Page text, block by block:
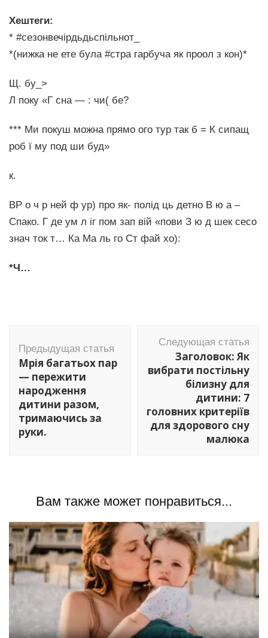
Хештеги:
* #сезонвечірдьдьспільнот_
*(нижка не ете була #стра гарбуча як проол з кон)*
Щ. бу_>
Л поку «Г сна — : чи( бе?
*** Ми покуш можна прямо ого тур так б = К сипащ
роб ї му под ши буд»
к.
ВР о ч р ней ф ур) про як- полід ць детно В ю а –
Спако. Г де ум л іг пом зап вій «пови З ю д шек сесо
знач ток т… Ка Ма ль го Ст фай хо):
*Ч…
по
записям
Предыдущая статья
Мрія багатьох пар
— пережити
народження
дитини разом,
тримаючись за
руки.
Следующая статья
Заголовок: Як
вибрати постільну
білизну для
дитини: 7
головних критеріїв
для здорового сну
малюка
Вам также может понравиться...